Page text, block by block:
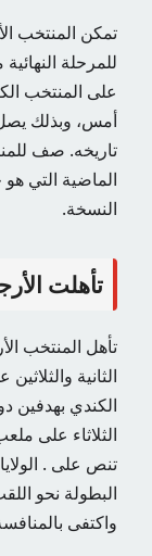
تمكن المنتخب
للمرحلة
على المنتخب
أمس، وبذلك يصل
تاريخه. صف
الماضية التي
النسخة.
تأهلت
تأهل المنتخب
الثانية
الكندي بهدفين
الثلاثاء على
تنص على .
البطولة نحو
واكتفى